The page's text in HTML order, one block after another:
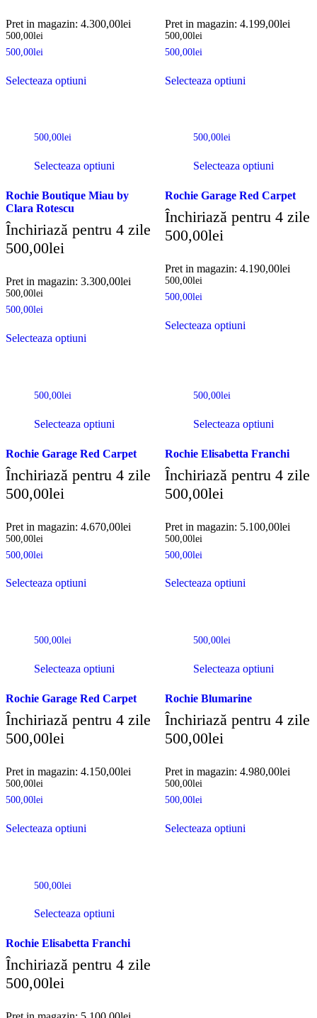
Pret in magazin: 4.300,00lei
500,00lei
500,00lei
Selecteaza optiuni
Pret in magazin: 4.199,00lei
500,00lei
500,00lei
Selecteaza optiuni
500,00lei
Selecteaza optiuni
Rochie Boutique Miau by
Clara Rotescu
Închiriază pentru 4 zile
500,00lei
Pret in magazin: 3.300,00lei
500,00lei
500,00lei
Selecteaza optiuni
500,00lei
Selecteaza optiuni
Rochie Garage Red Carpet
Închiriază pentru 4 zile
500,00lei
Pret in magazin: 4.190,00lei
500,00lei
500,00lei
Selecteaza optiuni
500,00lei
Selecteaza optiuni
Rochie Garage Red Carpet
Închiriază pentru 4 zile
500,00lei
Pret in magazin: 4.670,00lei
500,00lei
500,00lei
Selecteaza optiuni
500,00lei
Selecteaza optiuni
Rochie Elisabetta Franchi
Închiriază pentru 4 zile
500,00lei
Pret in magazin: 5.100,00lei
500,00lei
500,00lei
Selecteaza optiuni
500,00lei
Selecteaza optiuni
Rochie Garage Red Carpet
Închiriază pentru 4 zile
500,00lei
Pret in magazin: 4.150,00lei
500,00lei
500,00lei
Selecteaza optiuni
500,00lei
Selecteaza optiuni
Rochie Blumarine
Închiriază pentru 4 zile
500,00lei
Pret in magazin: 4.980,00lei
500,00lei
500,00lei
Selecteaza optiuni
500,00lei
Selecteaza optiuni
Rochie Elisabetta Franchi
Închiriază pentru 4 zile
500,00lei